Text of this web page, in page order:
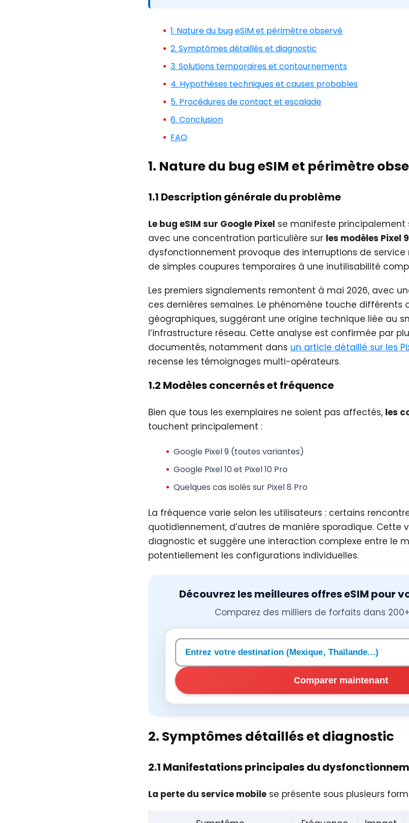
1. Nature du bug eSIM et périmètre observé
2. Symptômes détaillés et diagnostic
3. Solutions temporaires et contournements
4. Hypothèses techniques et causes probables
5. Procédures de contact et escalade
6. Conclusion
FAQ
1. Nature du bug eSIM et périmètre
1.1 Description générale du problème
Le bug eSIM sur Google Pixel se manifeste principalement
avec une concentration particulière sur les modèles Pixel
dysfonctionnement provoque des interruptions de service
de simples coupures temporaires à une inutilisabilité
Les premiers signalements remontent à mai 2026, avec
ces dernières semaines. Le phénomène touche différents
géographiques, suggérant une origine technique liée au
l’infrastructure réseau. Cette analyse est confirmée par
documentés, notamment dans un article détaillé sur les
recense les témoignages multi-opérateurs.
1.2 Modèles concernés et fréquence
Bien que tous les exemplaires ne soient pas affectés, les
touchent principalement :
Google Pixel 9 (toutes variantes)
Google Pixel 10 et Pixel 10 Pro
Quelques cas isolés sur Pixel 8 Pro
La fréquence varie selon les utilisateurs : certains
quotidiennement, d’autres de manière sporadique. Cette
diagnostic et suggère une interaction complexe entre le
potentiellement les configurations individuelles.
Découvrez les meilleures offres eSIM pour
Comparez des milliers de forfaits dans
Rechercher une destination
Comparer maintenant
2. Symptômes détaillés et diagnostic
2.1 Manifestations principales du
La perte du service mobile se présente sous plusieurs